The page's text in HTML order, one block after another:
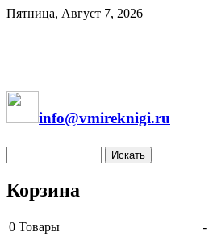
Пятница, Август 7, 2026
info@vmireknigi.ru
Корзина
0 Товары -